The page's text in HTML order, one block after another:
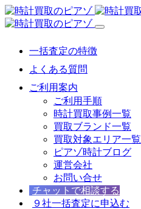
一括査定の特徴
よくある質問
ご利用案内
ご利用手順
時計買取事例一覧
買取ブランド一覧
買取対象エリア一覧
ピアゾ時計ブログ
運営会社
お問い合せ
チャットで相談する
９社一括査定に申込む